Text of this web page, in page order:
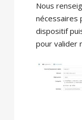
Nous
nécessaires
dispositif
pour valider